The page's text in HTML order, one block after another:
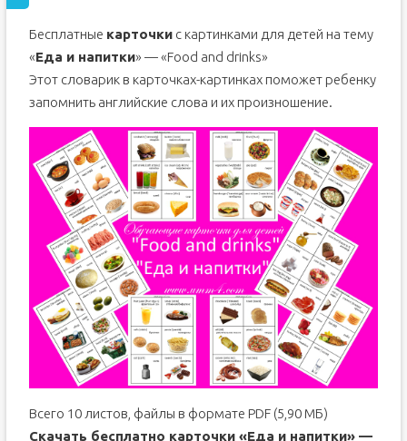
Бесплатные карточкис картинками для детей на тему
«Еда и напитки» — «Food and drinks»
Этот словарик в карточках-картинках поможет ребенку
запомнить английские слова и их произношение.
Всего 10 листов, файлы в формате PDF (5,90 МБ)
Скачать бесплатно карточки «Еда и напитки» —